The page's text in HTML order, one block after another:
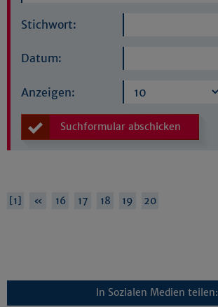
Stichwort:
Datum:
Anzeigen:
Suchformular abschicken
[1] « 16 17 18 19 20
In Sozialen Medien teilen: